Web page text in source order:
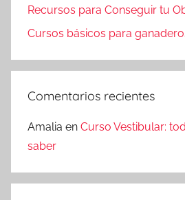
Recursos para Conseguir tu
Cursos básicos para
Comentarios recientes
Amalia en Curso Vestibular:
saber